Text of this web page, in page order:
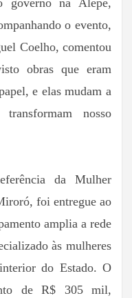
governo na Alepe,
o evento,
Coelho, comentou
obras que eram
e elas mudam a
nosso
da Mulher
foi entregue ao
amplia a rede
às mulheres
do Estado. O
de R$ 305 mil,